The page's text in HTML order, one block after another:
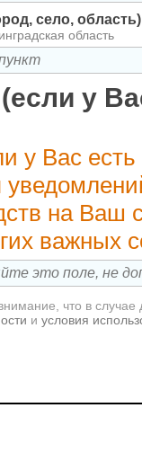
село,
область
у
у Вас
на Ваш
важных
что в
и условия